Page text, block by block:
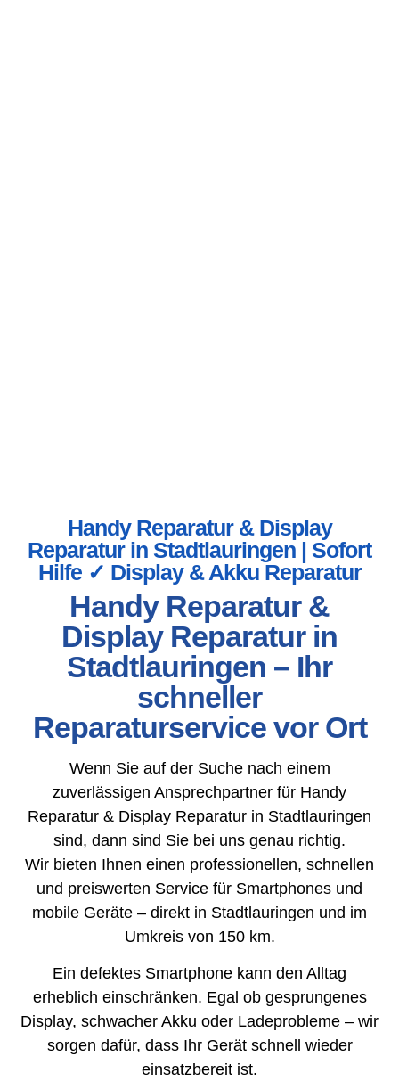
Handy Reparatur & Display
Reparatur in Stadtlauringen | Sofort
Hilfe ✓ Display & Akku Reparatur
Handy Reparatur &
Display Reparatur in
Stadtlauringen – Ihr
schneller
Reparaturservice vor Ort
Wenn Sie auf der Suche nach einem
zuverlässigen Ansprechpartner für Handy
Reparatur & Display Reparatur in Stadtlauringen
sind, dann sind Sie bei uns genau richtig.
Wir bieten Ihnen einen professionellen, schnellen
und preiswerten Service für Smartphones und
mobile Geräte – direkt in Stadtlauringen und im
Umkreis von 150 km.
Ein defektes Smartphone kann den Alltag
erheblich einschränken. Egal ob gesprungenes
Display, schwacher Akku oder Ladeprobleme – wir
sorgen dafür, dass Ihr Gerät schnell wieder
einsatzbereit ist.